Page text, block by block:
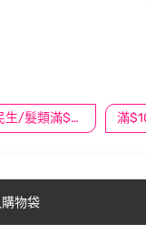
民生/髮類滿$388送舒潔冰巾
物袋